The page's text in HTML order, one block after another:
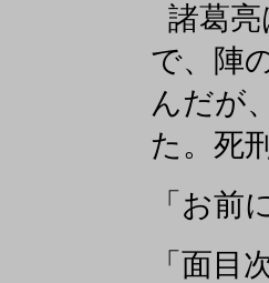
諸葛
で、陣
んだが
た。死
「お前
「面目